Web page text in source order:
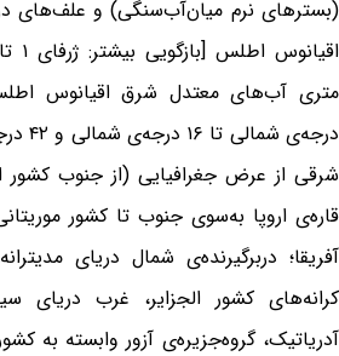
(بسترهای نرم میان‌آب‌سنگی) و علف‌های
شرقی از عرض جغرافیایی (از جنوب کشور
قاره‌ی اروپا به‌سوی جنوب تا کشور
آفریقا؛ دربرگیرنده‌ی شمال دریای
کرانه‌های کشور الجزایر، غرب دریای
آدریاتیک، گروه‌جزیره‌ی آزور وابسته به